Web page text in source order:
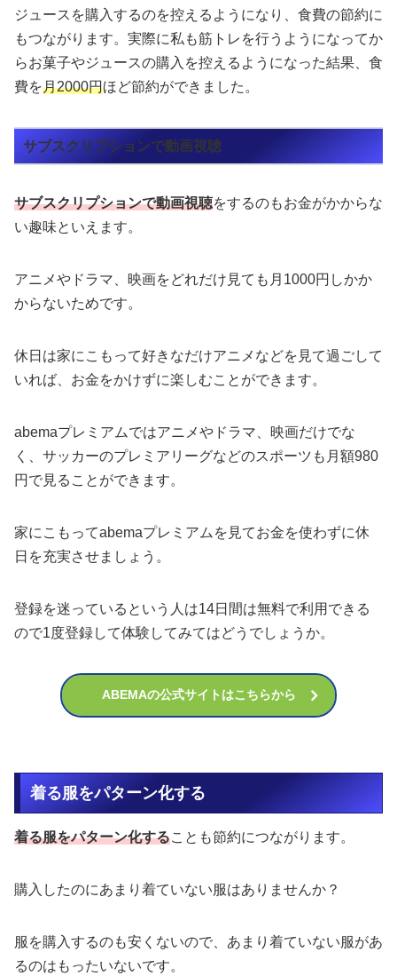
ジュースを購入するのを控えるようになり、食費の節約に
もつながります。実際に私も筋トレを行うようになってか
らお菓子やジュースの購入を控えるようになった結果、食
費を月2000円ほど節約ができました。
サブスクリプションで動画視聴
サブスクリプションで動画視聴をするのもお金がかからな
い趣味といえます。
アニメやドラマ、映画をどれだけ見ても月1000円しかか
からないためです。
休日は家にこもって好きなだけアニメなどを見て過ごして
いれば、お金をかけずに楽しむことができます。
abemaプレミアムではアニメやドラマ、映画だけでな
く、サッカーのプレミアリーグなどのスポーツも月額980
円で見ることができます。
家にこもってabemaプレミアムを見てお金を使わずに休
日を充実させましょう。
登録を迷っているという人は14日間は無料で利用できる
ので1度登録して体験してみてはどうでしょうか。
ABEMAの公式サイトはこちらから
着る服をパターン化する
着る服をパターン化することも節約につながります。
購入したのにあまり着ていない服はありませんか？
服を購入するのも安くないので、あまり着ていない服があ
るのはもったいないです。